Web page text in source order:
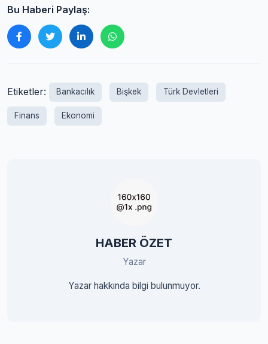
Bu Haberi Paylaş:
Etiketler: Bankacılık Bişkek Türk Devletleri
Finans Ekonomi
HABER ÖZET
Yazar
Yazar hakkında bilgi bulunmuyor.